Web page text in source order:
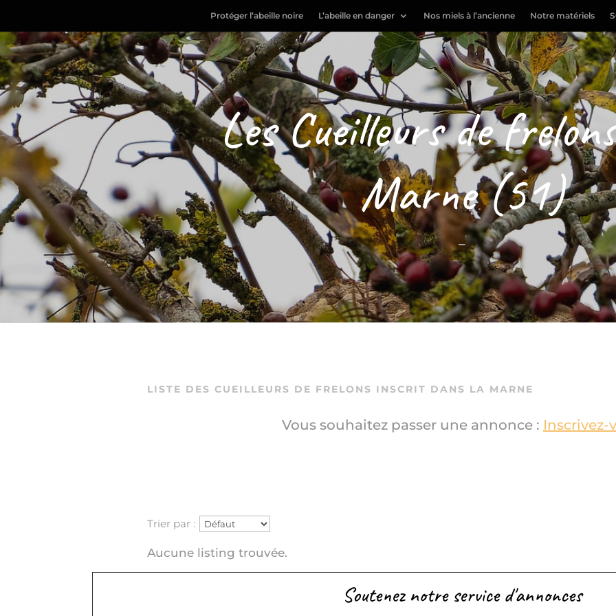
Protéger l’abeille noire L’abeille en danger Nos miels à l’ancienne Notre matériels
Les Cueilleurs de
Marne (51)
–
LISTE DES CUEILLEURS DE FRELONS INSCRIT DANS LA MARNE
Vous souhaitez passer une annonce : Inscrivez-
Trier par :
Aucune listing trouvée.
Soutenez notre service d'annonces